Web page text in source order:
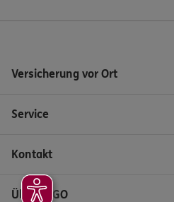
Versicherung vor Ort
Service
Kontakt
Über ERGO